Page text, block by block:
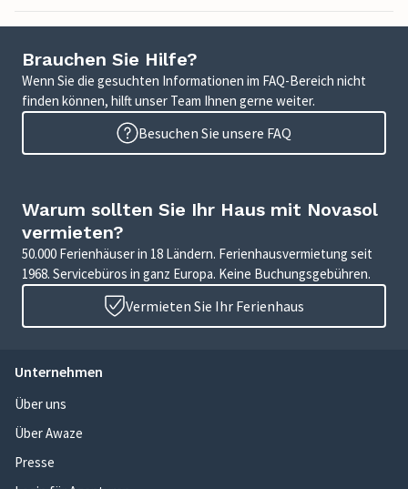
Brauchen Sie Hilfe?
Wenn Sie die gesuchten Informationen im FAQ-Bereich nicht
finden können, hilft unser Team Ihnen gerne weiter.
Besuchen Sie unsere FAQ
Warum sollten Sie Ihr Haus mit Novasol
vermieten?
50.000 Ferienhäuser in 18 Ländern. Ferienhausvermietung seit
1968. Servicebüros in ganz Europa. Keine Buchungsgebühren.
Vermieten Sie Ihr Ferienhaus
Unternehmen
Über uns
Über Awaze
Presse